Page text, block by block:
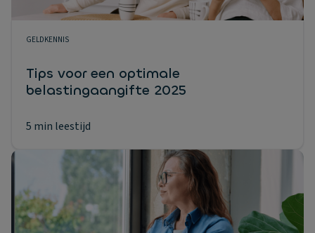
GELDKENNIS
Tips voor een optimale
belastingaangifte 2025
5 min leestijd